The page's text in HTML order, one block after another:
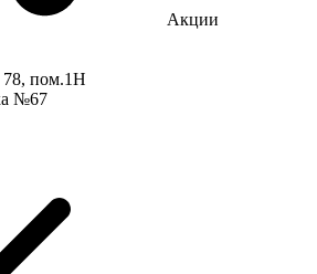
Акции
78, пом.1Н
№67